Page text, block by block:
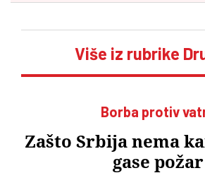
Više iz rubrike
Borba protiv
Zašto Srbija nema
gase požar